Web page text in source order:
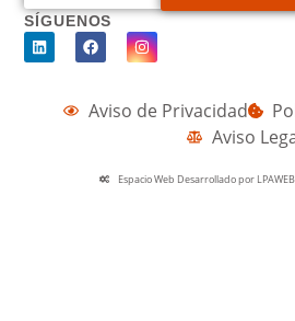
SÍGUENOS
Aviso de Privacidad
Aviso
Espacio Web Desarrollado por